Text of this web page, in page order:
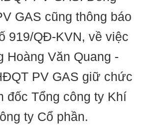
GAS cũng thông báo
919/QĐ-KVN, về việc
Hoàng Văn Quang -
PV GAS giữ chức
đốc Tổng công ty Khí
ty Cổ phần.